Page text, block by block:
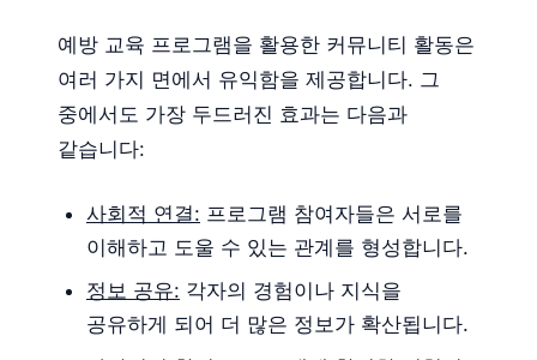
예방 교육 프로그램을 활용한 커뮤니티 활동은
여러 가지 면에서 유익함을 제공합니다. 그
중에서도 가장 두드러진 효과는 다음과
같습니다:
사회적 연결: 프로그램 참여자들은 서로를
이해하고 도울 수 있는 관계를 형성합니다.
정보 공유: 각자의 경험이나 지식을
공유하게 되어 더 많은 정보가 확산됩니다.